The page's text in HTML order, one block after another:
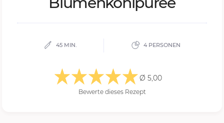
45 MIN. 4 PERSONEN
Ø 5,00
Bewerte dieses Rezept